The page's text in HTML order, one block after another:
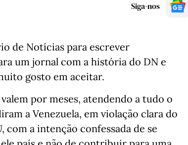
Siga-nos
de Notícias para escrever
um jornal com a história do DN e
gosto em aceitar.
por meses, atendendo a tudo o
a Venezuela, em violação clara do
a intenção confessada de se